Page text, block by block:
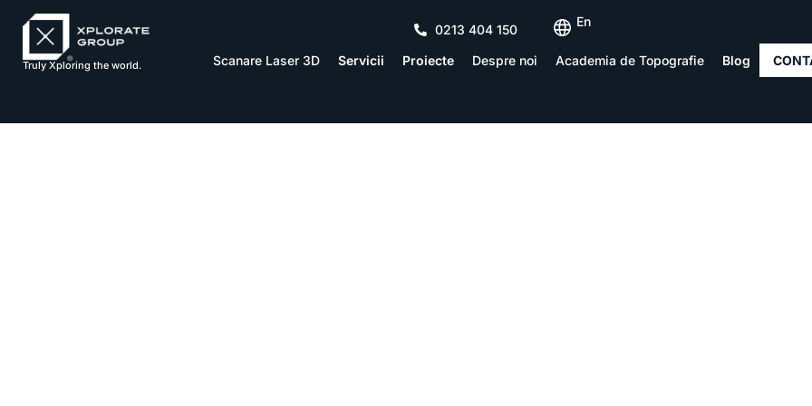
Truly Xploring the world.
0213 404 150
En
Scanare Laser 3D Servicii Proiecte Despre noi Academia de Topografie Blog